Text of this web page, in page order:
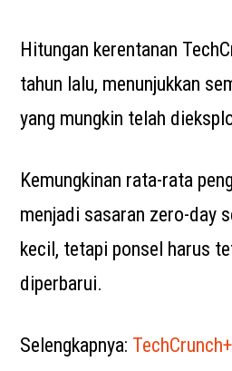
Hitungan kerentanan
tahun lalu, menunjukkan
yang mungkin telah
Kemungkinan rata-rata
menjadi sasaran zero-day
kecil, tetapi ponsel harus
diperbarui.
Selengkapnya: TechCrunch+